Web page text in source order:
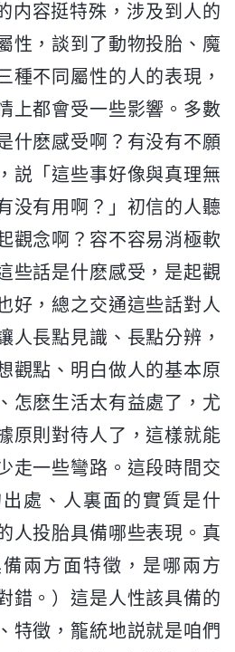
内容挺特殊，涉及到人的
性，談到了動物投胎、魔
種不同屬性的人的表現，
上都會受一些影響。多數
什麽感受啊？有没有不願
説「這些事好像與真理無
没有用啊？」初信的人聽
觀念啊？容不容易消極軟
些話是什麽感受，是起觀
好，總之交通這些話對人
人長點見識、長點分辨，
觀點、明白做人的基本原
怎麽生活太有益處了，尤
原則對待人了，這樣就能
走一些彎路。這段時間交
處、人裏面的實質是什
人投胎具備哪些表現。真
兩方面特徵，是哪兩方
錯。）這是人性該具備的
特徵，籠統地説就是咱們